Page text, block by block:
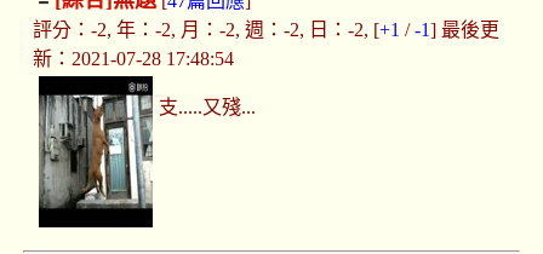
評分：-2, 年：-2, 月：-2, 週：-2, 日：-2, [+1 /-1] 最後更
新：2021-07-28 17:48:54
支.....又殘...